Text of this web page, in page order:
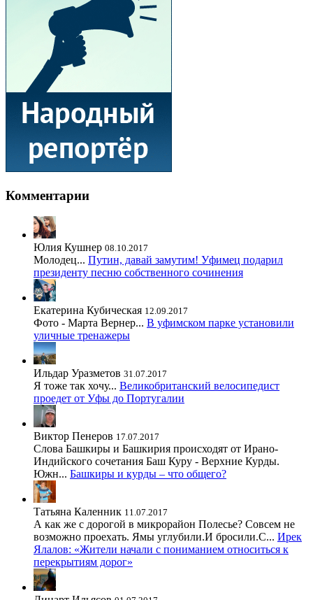
Комментарии
Юлия Кушнер 08.10.2017
Молодец... Путин, давай замутим! Уфимец подарил
президенту песню собственного сочинения
Екатерина Кубическая 12.09.2017
Фото - Марта Вернер... В уфимском парке установили
уличные тренажеры
Ильдар Уразметов 31.07.2017
Я тоже так хочу... Великобританский велосипедист
проедет от Уфы до Португалии
Виктор Пенеров 17.07.2017
Слова Башкиры и Башкирия происходят от Ирано-
Индийского сочетания Баш Куру - Верхние Курды.
Южн... Башкиры и курды – что общего?
Татьяна Каленник 11.07.2017
А как же с дорогой в микрорайон Полесье? Совсем не
возможно проехать. Ямы углубили.И бросили.С... Ирек
Ялалов: «Жители начали с пониманием относиться к
перекрытиям дорог»